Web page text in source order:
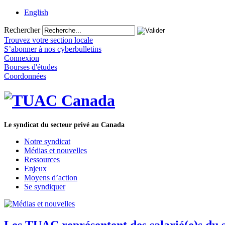
English
Rechercher
Trouvez votre section locale
S’abonner à nos cyberbulletins
Connexion
Bourses d'études
Coordonnées
Le syndicat du secteur privé au Canada
Notre syndicat
Médias et nouvelles
Ressources
Enjeux
Moyens d’action
Se syndiquer